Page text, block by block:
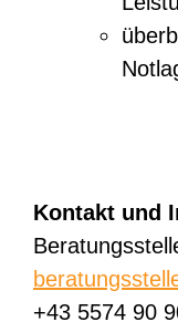
Kontakt und
+43 5574 90